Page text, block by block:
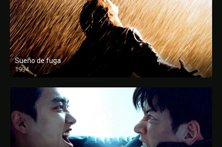
Sueño de fuga
1994
FULL HD